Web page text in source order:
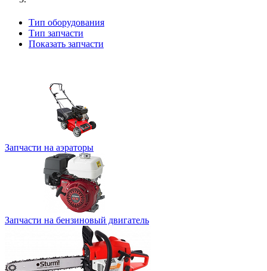
Тип оборудования
Тип запчасти
Показать запчасти
Запчасти на аэраторы
Запчасти на бензиновый двигатель